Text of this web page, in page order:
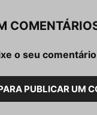
o seu comentário
PUBLICAR UM